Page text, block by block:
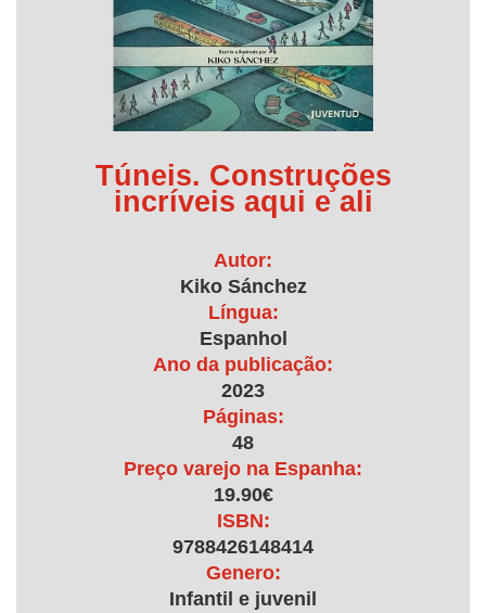
Túneis. Construções
incríveis aqui e ali
Autor:
Kiko Sánchez
Língua:
Espanhol
Ano da publicação:
2023
Páginas:
48
Preço varejo na Espanha:
19.90€
ISBN:
9788426148414
Genero:
Infantil e juvenil